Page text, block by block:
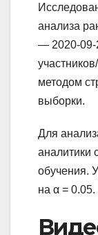
анализа
— 2020-09-
методом
выборки.
Для
аналитики
обучения.
на α = 0.05.